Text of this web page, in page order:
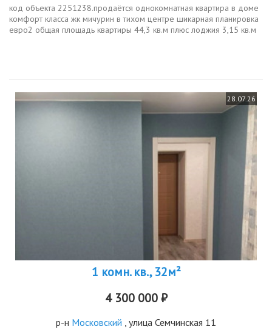
код объекта 2251238.продаётся однокомнатная квартира в доме
комфорт класса жк мичурин в тихом центре шикарная планировка
евро2 общая площадь квартиры 44,3 кв.м плюс лоджия 3,15 кв.м
28.07.26
1 комн. кв., 32м²
4 300 000 ₽
р-н Московский , улица Семчинская 11